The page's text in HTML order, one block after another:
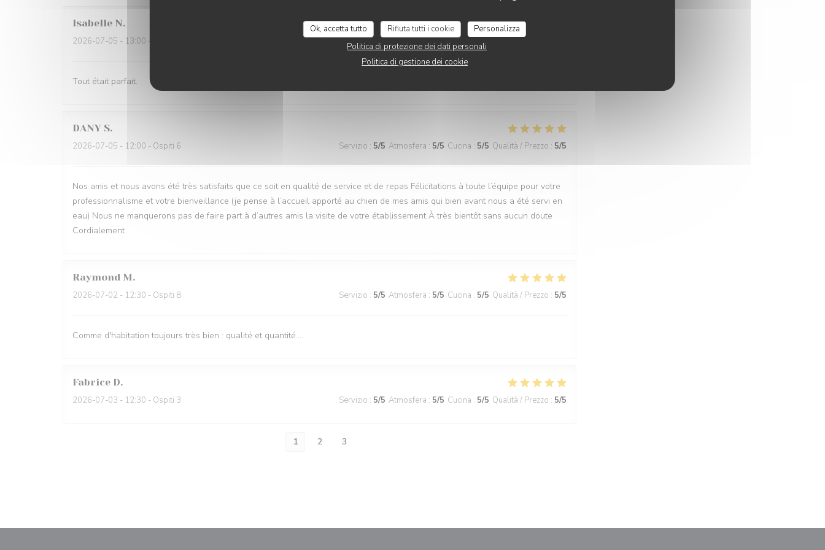
Ok, accetta tutto Rifiuta tutti i cookie
Personalizza
Politica di protezione dei dati personali
Politica di gestione dei cookie
Isabelle N
2026-07-05 - 13:00 - Ospiti 11 Servizio: /5 Atmosfera:5/5 Cucina /5
Tout était parfait.
DANY S
2026-07-05 - 12:00 - Ospiti 6 Servizio : 5/5 Atmosfera : 5/5 Cucina : 5/5 Qualità / Prezzo : 5/5
Nos amis et nous avons été très satisfaits que ce soit en qualité de service et de repas Félicitations à toute l’équipe pour votre
professionnalisme et votre bienveillance (je pense à l’accueil apporté au chien de mes amis qui bien avant nous a été servi en
eau) Nous ne manquerons pas de faire part à d’autres amis la visite de votre établissement À très bientôt sans aucun doute
Cordialement
Raymond M
2026-07-02 - 12:30 - Ospiti 8 Servizio : 5/5 Atmosfera : 5/5 Cucina : 5/5 Qualità / Prezzo : 5/5
Comme d'habitation toujours très bien : qualité et quantité....
Fabrice D
2026-07-03 - 12:30 - Ospiti 3 Servizio : 5/5 Atmosfera : 5/5 Cucina : 5/5 Qualità / Prezzo : 5/5
1 2 3